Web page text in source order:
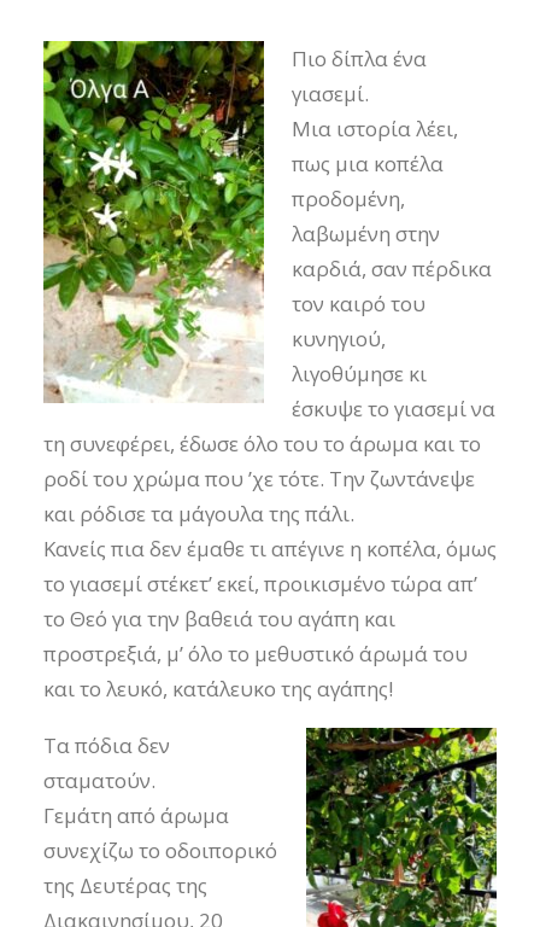
Πιο δίπλα ένα
γιασεμί.
Μια ιστορία λέει,
πως μια κοπέλα
προδομένη,
λαβωμένη στην
καρδιά, σαν πέρδικα
τον καιρό του
κυνηγιού,
λιγοθύμησε κι
έσκυψε το γιασεμί να
τη συνεφέρει, έδωσε όλο του το άρωμα και το
ροδί του χρώμα που ’χε τότε. Την ζωντάνεψε
και ρόδισε τα μάγουλα της πάλι.
Κανείς πια δεν έμαθε τι απέγινε η κοπέλα, όμως
το γιασεμί στέκετ’ εκεί, προικισμένο τώρα απ’
το Θεό για την βαθειά του αγάπη και
προστρεξιά, μ’ όλο το μεθυστικό άρωμά του
και το λευκό, κατάλευκο της αγάπης!
Τα πόδια δεν
σταματούν.
Γεμάτη από άρωμα
συνεχίζω το οδοιπορικό
της Δευτέρας της
Διακαινησίμου, 20